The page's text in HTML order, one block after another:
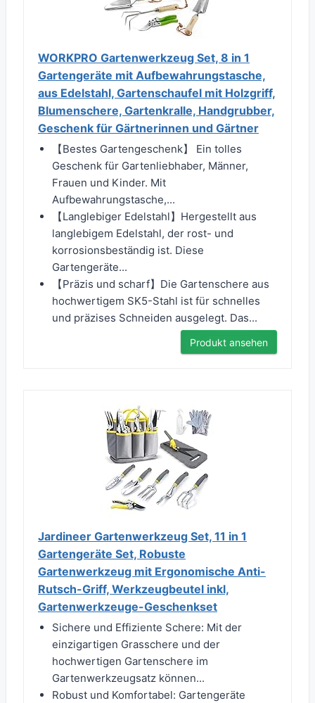
WORKPRO Gartenwerkzeug Set, 8 in 1
Gartengeräte mit Aufbewahrungstasche,
aus Edelstahl, Gartenschaufel mit Holzgriff,
Blumenschere, Gartenkralle, Handgrubber,
Geschenk für Gärtnerinnen und Gärtner
【Bestes Gartengeschenk】 Ein tolles
Geschenk für Gartenliebhaber, Männer,
Frauen und Kinder. Mit
Aufbewahrungstasche,...
【Langlebiger Edelstahl】Hergestellt aus
langlebigem Edelstahl, der rost- und
korrosionsbeständig ist. Diese
Gartengeräte...
【Präzis und scharf】Die Gartenschere aus
hochwertigem SK5-Stahl ist für schnelles
und präzises Schneiden ausgelegt. Das...
Produkt ansehen
Jardineer Gartenwerkzeug Set, 11 in 1
Gartengeräte Set, Robuste
Gartenwerkzeug mit Ergonomische Anti-
Rutsch-Griff, Werkzeugbeutel inkl,
Gartenwerkzeuge-Geschenkset
Sichere und Effiziente Schere: Mit der
einzigartigen Grasschere und der
hochwertigen Gartenschere im
Gartenwerkzeugsatz können...
Robust und Komfortabel: Gartengeräte